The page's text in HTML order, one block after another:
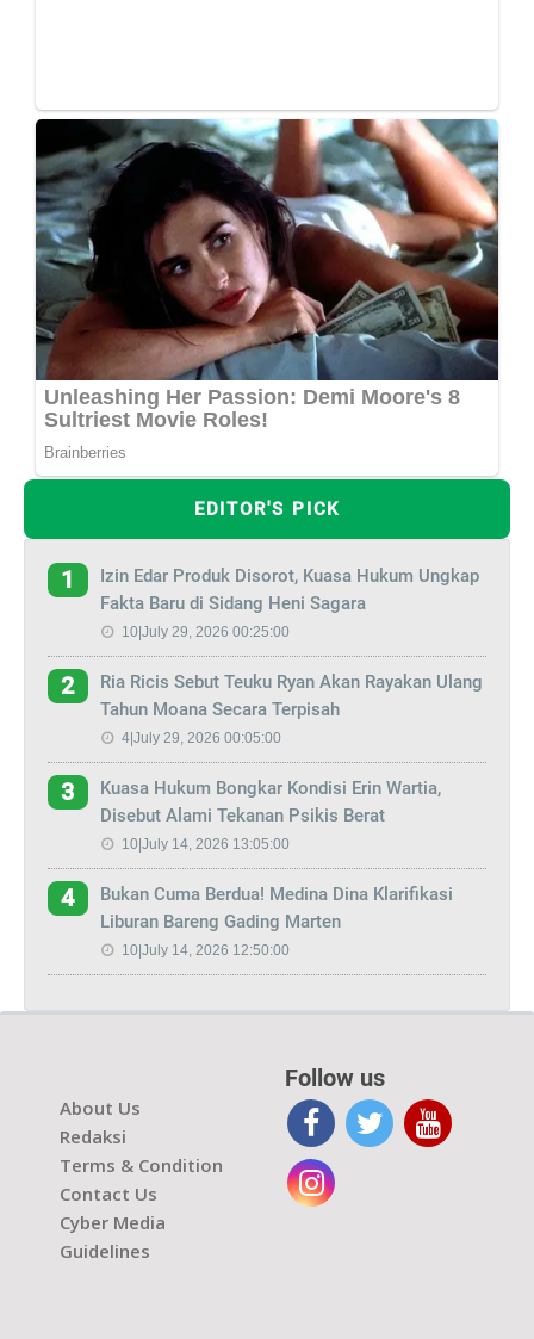
EDITOR'S PICK
1
Izin Edar Produk Disorot, Kuasa Hukum Ungkap
Fakta Baru di Sidang Heni Sagara
10|July 29, 2026 00:25:00
2
Ria Ricis Sebut Teuku Ryan Akan Rayakan Ulang
Tahun Moana Secara Terpisah
4|July 29, 2026 00:05:00
3
Kuasa Hukum Bongkar Kondisi Erin Wartia,
Disebut Alami Tekanan Psikis Berat
10|July 14, 2026 13:05:00
4
Bukan Cuma Berdua! Medina Dina Klarifikasi
Liburan Bareng Gading Marten
10|July 14, 2026 12:50:00
About Us
Redaksi
Terms & Condition
Contact Us
Cyber Media
Guidelines
Follow us